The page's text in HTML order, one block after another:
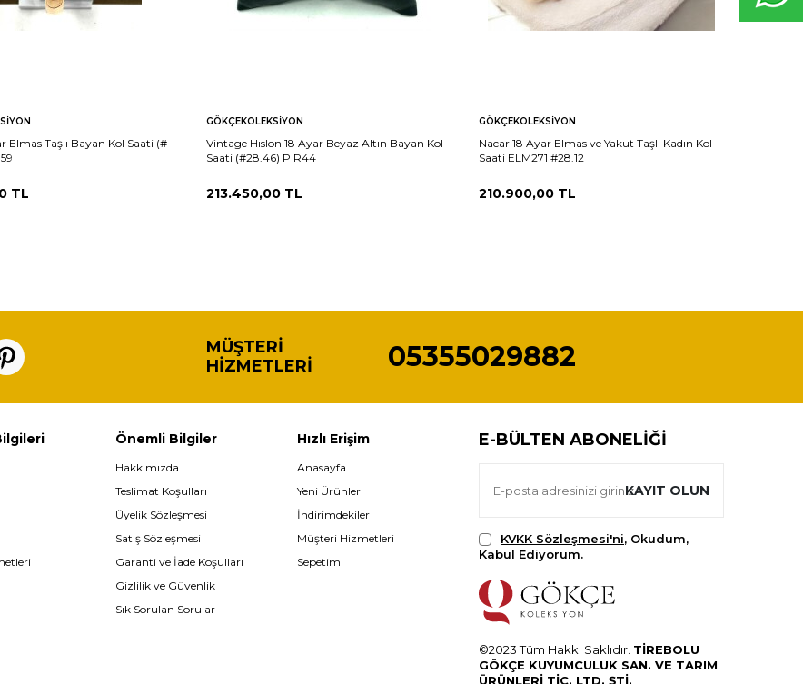
Elmas Taşlı Bayan Kol Saati (#
TL
GÖKÇEKOLEKSIYON
Vintage Hıslon 18 Ayar Beyaz Altın Bayan Kol
Saati (#28.46) PIR44
213.450,00 TL
GÖKÇEKOLEKSIYON
Nacar 18 Ayar Elmas ve Yakut Taşlı Kadın Kol
Saati ELM271 #28.12
210.900,00 TL
MÜŞTERI
HIZMETLERI
05355029882
Önemli Bilgiler
Hakkımızda
Teslimat Koşulları
Üyelik Sözleşmesi
Satış Sözleşmesi
Garanti ve İade Koşulları
Gizlilik ve Güvenlik
Sık Sorulan Sorular
Hızlı Erişim
Anasayfa
Yeni Ürünler
İndirimdekiler
Müşteri Hizmetleri
Sepetim
E-BÜLTEN ABONELIĞI
KAYIT OLUN
KVKK Sözleşmesi'ni, Okudum,
Kabul Ediyorum.
©2023 Tüm Hakkı Saklıdır. TİREBOLU
GÖKÇE KUYUMCULUK SAN. VE TARIM
ÜRÜNLERİ TİC. LTD. ŞTİ.